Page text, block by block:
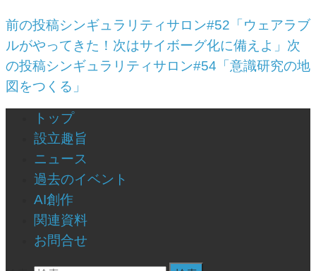
前の投稿シンギュラリティサロン#52「ウェアラブ
ルがやってきた！次はサイボーグ化に備えよ」 次
の投稿シンギュラリティサロン#54「意識研究の地
図をつくる」
トップ
設立趣旨
ニュース
過去のイベント
AI創作
関連資料
お問合せ